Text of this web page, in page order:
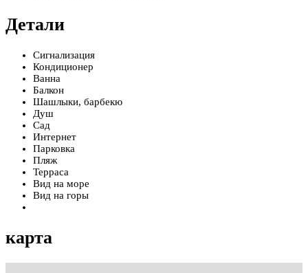
Детали
Сигнализация
Кондиционер
Ванна
Балкон
Шашлыки, барбекю
Душ
Сад
Интернет
Парковка
Пляж
Терраса
Вид на море
Вид на горы
карта